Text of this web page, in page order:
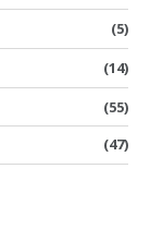
(5)
(14)
(55)
(47)